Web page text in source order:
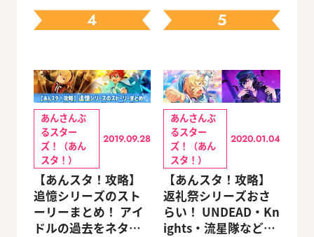
4
あんさんぶ
るスター
ズ！（あん
スタ！）
2019.09.28
【あんスタ！攻略】
追憶シリーズのスト
ーリーまとめ！ アイ
ドルの過去をネタバ
5
あんさんぶ
るスター
ズ！（あん
スタ！）
2020.01.04
【あんスタ！攻略】
返礼祭シリーズおさ
らい！ UNDEAD・Kn
ights・流星隊など、